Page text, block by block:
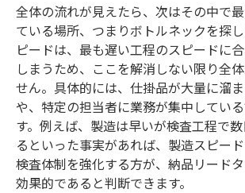
全体の流れが見えたら、次はその中で
ている場所、つまりボトルネックを探
ピードは、最も遅い工程のスピードに
しまうため、ここを解消しない限り全
せん。具体的には、仕掛品が大量に溜
や、特定の担当者に業務が集中してい
す。例えば、製造は早いが検査工程で
るといった事実があれば、製造スピー
検査体制を強化する方が、納品リード
効果的であると判断できます。